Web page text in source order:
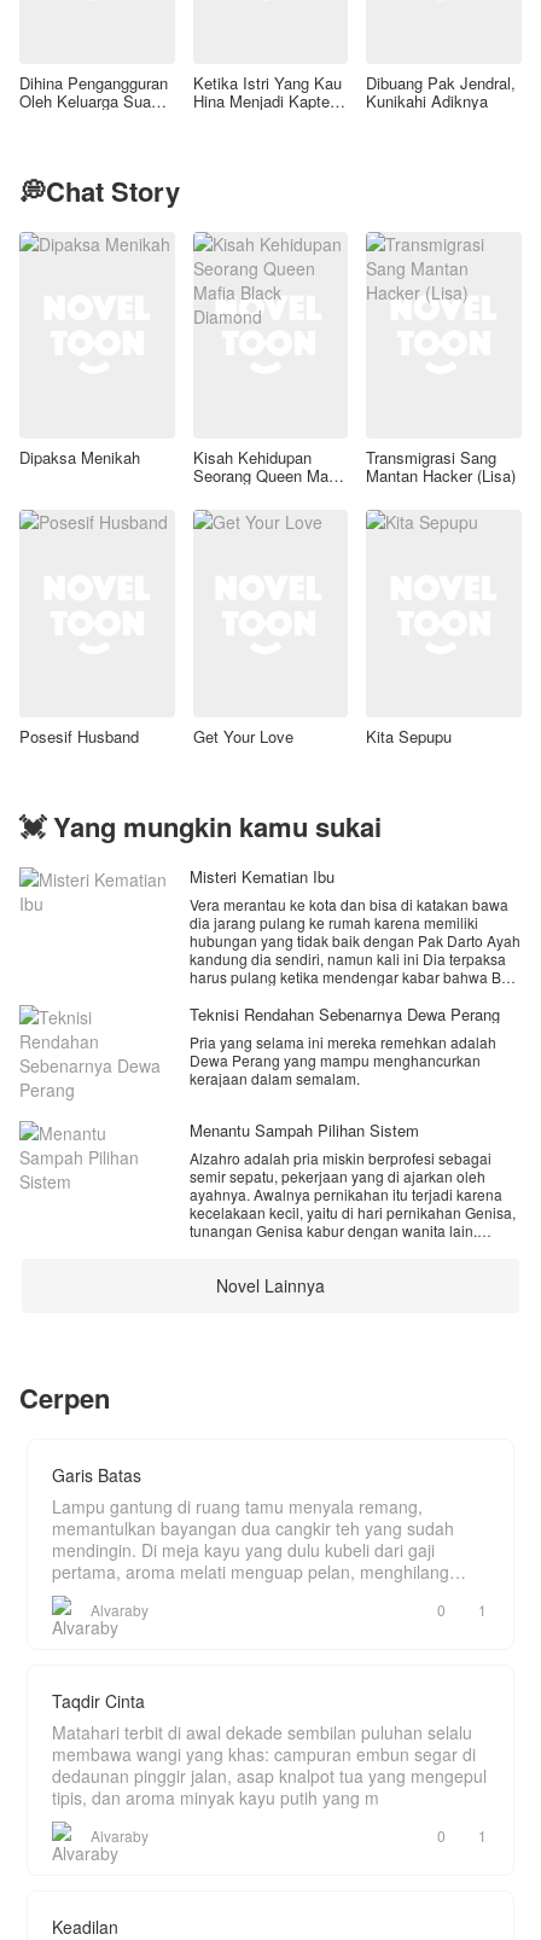
Dihina Pengangguran
Oleh Keluarga Suami,
Ketika Istri Yang Kau
Hina Menjadi Kapten
Dibuang Pak Jendral,
Kunikahi Adiknya
💭Chat Story
Dipaksa Menikah Kisah Kehidupan
Seorang Queen Mafia
Transmigrasi Sang
Mantan Hacker (Lisa)
Posesif Husband Get Your Love Kita Sepupu
💓 Yang mungkin kamu sukai
Misteri Kematian Ibu
Vera merantau ke kota dan bisa di katakan bawa
dia jarang pulang ke rumah karena memiliki
hubungan yang tidak baik dengan Pak Darto Ayah
kandung dia sendiri, namun kali ini Dia terpaksa
harus pulang ketika mendengar kabar bahwa Bu
Elma adalah kematian yang biasa, namun
beberapa malam saja dia tinggal di rumah itu
malah menemukan keanehan yang tidak biasa.
benarkah Bu Elma meninggal karena sesuatu
yang tak kasat mata?
mampukah Vera untuk mengungkap masalah
tersebut?
Teknisi Rendahan Sebenarnya Dewa Perang
Pria yang selama ini mereka remehkan adalah
Dewa Perang yang mampu menghancurkan
kerajaan dalam semalam.
Menantu Sampah Pilihan Sistem
Alzahro adalah pria miskin berprofesi sebagai
semir sepatu, pekerjaan yang di ajarkan oleh
ayahnya. Awalnya pernikahan itu terjadi karena
kecelakaan kecil, yaitu di hari pernikahan Genisa,
tunangan Genisa kabur dengan wanita lain.
sebagai pengganti pengantin pria.
sesuatu padanya, yaitu Mendorongnya dari
tangga hingga ia sekarat.
Di saat ia sekarat, ia mendapatkan sebuah
berkah, yaitu sistem yang akan mengubah
keberuntungan, ia juga di cintai oleh istrinya.
Novel Lainnya
Cerpen
Garis Batas
Lampu gantung di ruang tamu menyala remang,
memantulkan bayangan dua cangkir teh yang sudah
mendingin. Di meja kayu yang dulu kubeli dari gaji
pertama, aroma melati menguap pelan, menghilang
ditelan k
Alvaraby 0 1
Taqdir Cinta
Matahari terbit di awal dekade sembilan puluhan selalu
membawa wangi yang khas: campuran embun segar di
dedaunan pinggir jalan, asap knalpot tua yang mengepul
tipis, dan aroma minyak kayu putih yang m
Alvaraby 0 1
Keadilan